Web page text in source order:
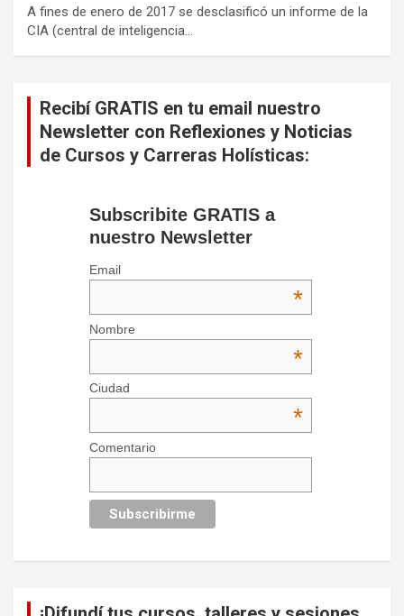
A fines de enero de 2017 se desclasificó un informe de la
CIA (central de inteligencia…
Recibí GRATIS en tu email nuestro
Newsletter con Reflexiones y Noticias
de Cursos y Carreras Holísticas:
Subscribite GRATIS a
nuestro Newsletter
Email
*
Nombre
*
Ciudad
*
Comentario